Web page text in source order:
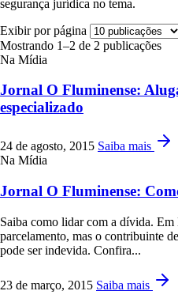
segurança jurídica no tema.
Exibir por página
Mostrando 1–2 de 2 publicações
Na Mídia
Jornal O Fluminense:
especializado
24 de agosto, 2015 Saiba mais
Na Mídia
Jornal O Fluminense:
Saiba como lidar com a dívida.
parcelamento, mas o contribuinte
pode ser indevida. Confira...
23 de março, 2015 Saiba mais